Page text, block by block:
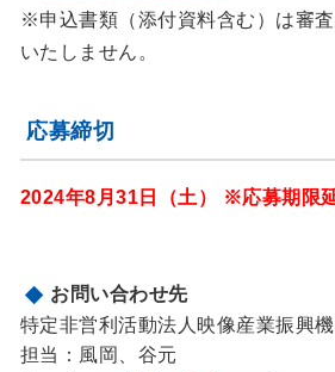
※申込書類（添付資料含む）は審
いたしません。
応募締切
2024年8月31日（土） ※応募期限
お問い合わせ先
特定非営利活動法人映像産業振興機
担当：風岡、谷元